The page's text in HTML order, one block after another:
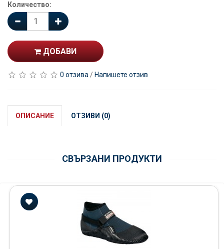
Количество:
ДОБАВИ
0 отзива / Напишете отзив
ОПИСАНИЕ ОТЗИВИ (0)
СВЪРЗАНИ ПРОДУКТИ